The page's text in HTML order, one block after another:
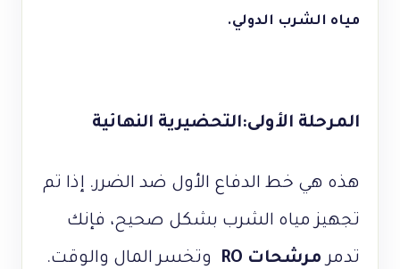
مياه الشرب الدولي.
المرحلة الأولى:التحضيرية النهائية
هذه هي خط الدفاع الأول ضد الضرر. إذا تم
تجهيز مياه الشرب بشكل صحيح، فإنك
تدمر مرشحات RO وتخسر ​​المال والوقت.